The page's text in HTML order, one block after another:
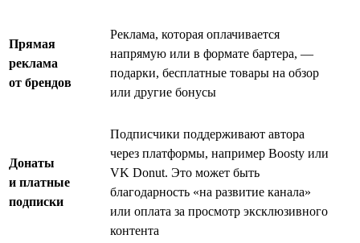
Прямая
реклама
от брендов
Реклама, которая оплачивается
напрямую или в формате бартера, —
подарки, бесплатные товары на обзор
или другие бонусы
Донаты
и платные
подписки
Подписчики поддерживают автора
через платформы, например Boosty или
VK Donut. Это может быть
благодарность «на развитие канала»
или оплата за просмотр эксклюзивного
контента